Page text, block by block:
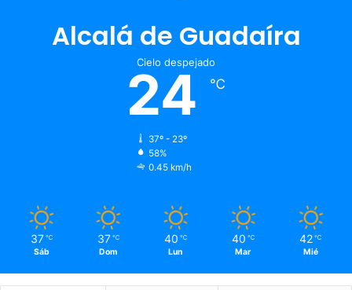
Alcalá de Guadaíra
Cielo despejado
24 ℃
37º - 23º
58%
0.45 km/h
37 ℃
Sáb
37 ℃
Dom
40 ℃
Lun
40 ℃
Mar
42 ℃
Mié